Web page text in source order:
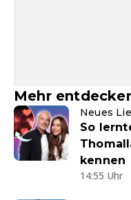
Mehr
Neues
So
kennen
14:55 Uhr